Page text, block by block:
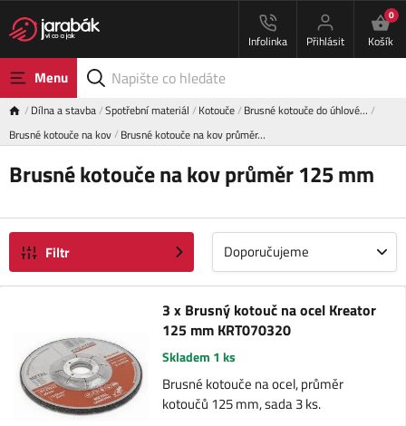
Infolinka Přihlásit
0
Košík
Menu
Dílna a stavba Spotřební materiál Kotouče Brusné kotouče do úhlové…
Brusné kotouče na kov Brusné kotouče na kov průměr…
Brusné kotouče na kov průměr 125 mm
Filtr Doporučujeme
3 x Brusný kotouč na ocel Kreator
125 mm KRT070320
Skladem 1 ks
Brusné kotouče na ocel, průměr
kotoučů 125 mm, sada 3 ks.